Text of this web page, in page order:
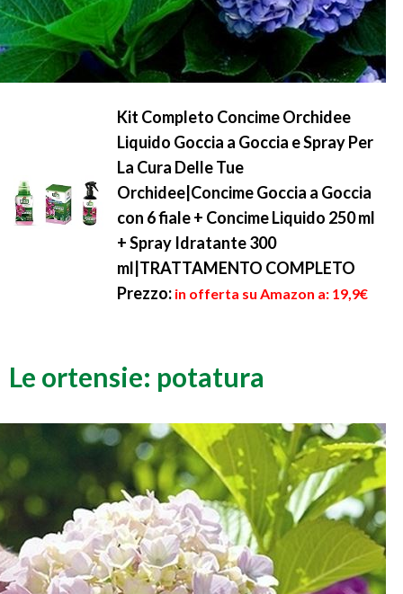
Kit Completo Concime Orchidee
Liquido Goccia a Goccia e Spray Per
La Cura Delle Tue
Orchidee|Concime Goccia a Goccia
con 6 fiale + Concime Liquido 250 ml
+ Spray Idratante 300
ml|TRATTAMENTO COMPLETO
Prezzo: in offerta su Amazon a: 19,9€
Le ortensie: potatura